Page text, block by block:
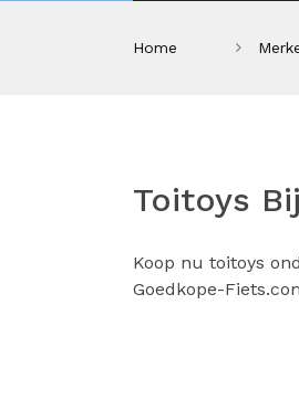
Home
Toitoys
Koop nu toitoys
Goedkope-